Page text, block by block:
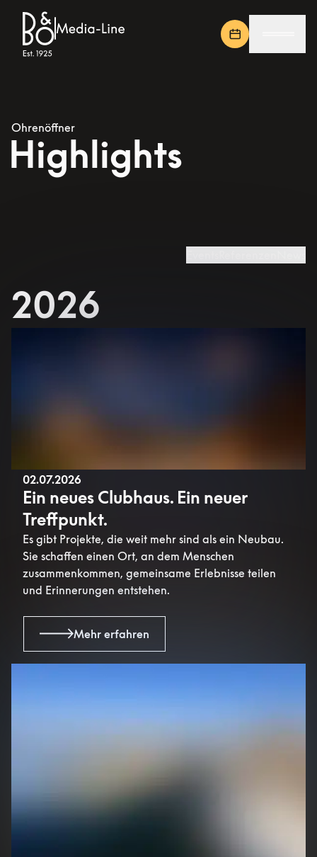
Ohrenöffner
Highlights
2026
02.07.2026
Ein neues Clubhaus. Ein neuer
Treffpunkt.
Es gibt Projekte, die weit mehr sind als ein Neubau.
Sie schaffen einen Ort, an dem Menschen
zusammenkommen, gemeinsame Erlebnisse teilen
und Erinnerungen entstehen.
Mehr erfahren